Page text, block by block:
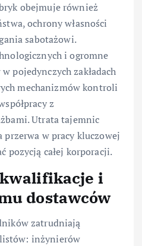
obejmuje również
ochrony własności
sabotażowi.
i ogromne
pojedynczych zakładach
mechanizmów kontroli
z
Utrata tajemnic
przerwa w pracy kluczowej
pozycją całej korporacji.
i
dostawców
zatrudniają
inżynierów